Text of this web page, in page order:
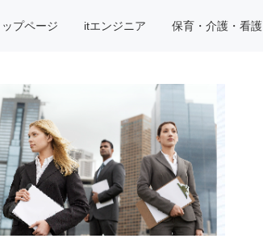
ップページ itエンジニア 保育・介護・看護